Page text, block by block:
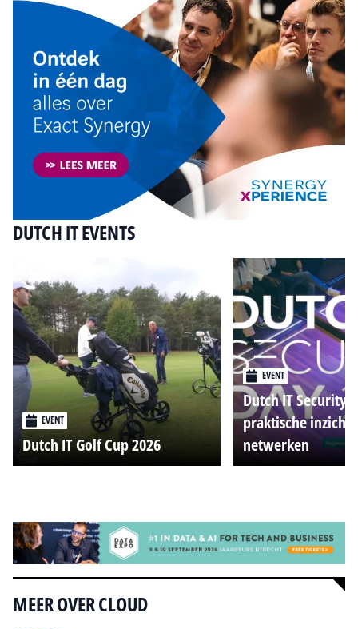
DUTCH IT EVENTS
EVENT
Dutch IT Golf Cup 2026
EVENT
Dutch IT Security
praktische
netwerken
MEER OVER CLOUD